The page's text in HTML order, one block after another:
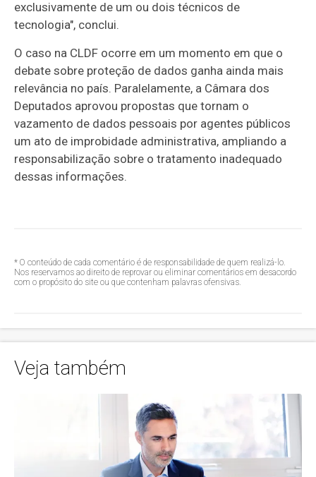
exclusivamente de um ou dois técnicos de
tecnologia", conclui.
O caso na CLDF ocorre em um momento em que o
debate sobre proteção de dados ganha ainda mais
relevância no país. Paralelamente, a Câmara dos
Deputados aprovou propostas que tornam o
vazamento de dados pessoais por agentes públicos
um ato de improbidade administrativa, ampliando a
responsabilização sobre o tratamento inadequado
dessas informações.
* O conteúdo de cada comentário é de responsabilidade de quem realizá-lo.
Nos reservamos ao direito de reprovar ou eliminar comentários em desacordo
com o propósito do site ou que contenham palavras ofensivas.
Veja também